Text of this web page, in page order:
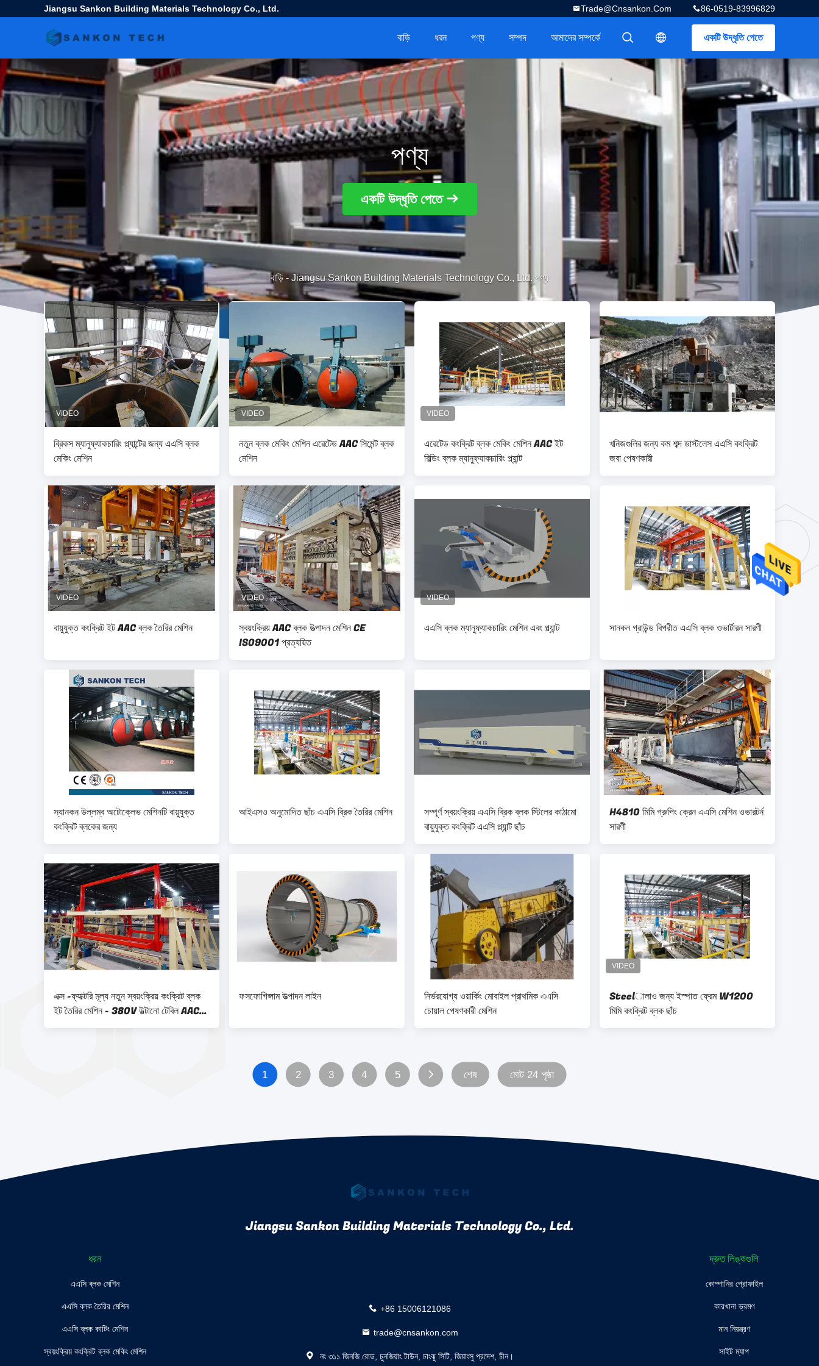
Jiangsu Sankon Building Materials Technology Co., Ltd. 86-0519-83996829
Trade@cnsankon.com
একটি উদ্ধৃতি পেতে
描述
বাড়ি ধরন পণ্য সম্পদ আমাদের সম্পর্কে
পণ্য
একটি উদ্ধৃতি পেতে
বাড়ি - Jiangsu Sankon Building Materials Technology Co., Ltd. পণ্য
ব্রিকস ম্যানুফ্যাকচারিং প্ল্যান্টের জন্য এএসি ব্লক
মেকিং মেশিন
নতুন ব্লক মেকিং মেশিন এরেটেড AAC সিমেন্ট ব্লক
মেশিন
এরেটেড কংক্রিট ব্লক মেকিং মেশিন AAC ইট
বিল্ডিং ব্লক ম্যানুফ্যাকচারিং প্ল্যান্ট
খনিজগুলির জন্য কম শব্দ ডাস্টলেস এএসি কংক্রিট
জবা পেষণকারী
বায়ুযুক্ত কংক্রিট ইট AAC ব্লক তৈরির মেশিন
স্বয়ংক্রিয় AAC ব্লক উত্পাদন মেশিন CE
ISO9001 প্রত্যয়িত
এএসি ব্লক ম্যানুফ্যাকচারিং মেশিন এবং প্ল্যান্ট সানকন গ্রাউন্ড বিপরীত এএসি ব্লক ওভার্টারন সারণী
স্যানকন উল্লম্ব অটোক্লেভ মেশিনটি বায়ুযুক্ত
কংক্রিট ব্লকের জন্য
আইএসও অনুমোদিত ছাঁচ এএসি ব্রিক তৈরির মেশিন
সম্পূর্ণ স্বয়ংক্রিয় এএসি ব্রিক ব্লক স্টিলের কাঠামো
বায়ুযুক্ত কংক্রিট এএসি প্ল্যান্ট ছাঁচ
H4810 মিমি গ্রুপিং ক্রেন এএসি মেশিন ওভারটর্ন
সারণী
এক্স -ফ্যাক্টরি মূল্য নতুন স্বয়ংক্রিয় কংক্রিট ব্লক
ইট তৈরির মেশিন - 380V উল্টানো টেবিল AAC
ব্লক প্ল্যান্ট যন্ত্রপাতি
ফসফোগিপ্সাম উত্পাদন লাইন
নির্ভরযোগ্য ওয়ার্কিং মোবাইল প্রাথমিক এএসি
চোয়াল পেষণকারী মেশিন
Steelালাও জন্য ইস্পাত ফ্রেম W1200
মিমি কংক্রিট ব্লক ছাঁচ
1 2 3 4 5 শেষ মোট 24 পৃষ্ঠা
Jiangsu Sankon Building Materials Technology Co., Ltd.
ধরন
এএসি ব্লক মেশিন
এএসি ব্লক তৈরির মেশিন
এএসি ব্লক কাটিং মেশিন
স্বয়ংক্রিয় কংক্রিট ব্লক মেকিং মেশিন
+86 15006121086
trade@cnsankon.com
নং ৩১১ জিনজি রোড, চুনজিয়াং টাউন, চাংঝু সিটি, জিয়াংসু প্রদেশ, চীন।
দ্রুত লিঙ্কগুলি
কোম্পানির প্রোফাইল
কারখানা ভ্রমণ
মান নিয়ন্ত্রণ
সাইট ম্যাপ